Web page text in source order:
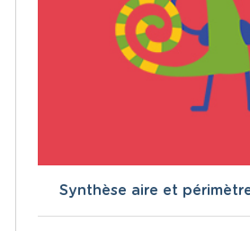
Synthèse aire et